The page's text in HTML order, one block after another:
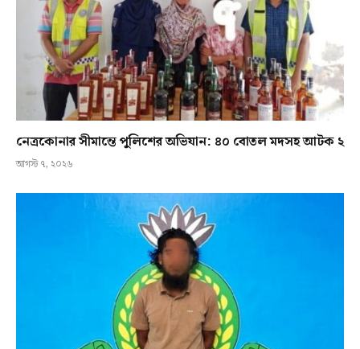
নেত্রকোনার সীমান্তে পুলিশের অভিযান: ৪০ বোতল মদসহ আটক ২
আগস্ট ৭, ২০২৬